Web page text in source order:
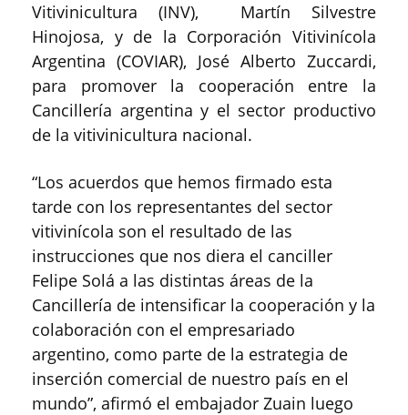
Vitivinicultura (INV), Martín Silvestre
Hinojosa, y de la Corporación Vitivinícola
Argentina (COVIAR), José Alberto Zuccardi,
para promover la cooperación entre la
Cancillería argentina y el sector productivo
de la vitivinicultura nacional.
“Los acuerdos que hemos firmado esta
tarde con los representantes del sector
vitivinícola son el resultado de las
instrucciones que nos diera el canciller
Felipe Solá a las distintas áreas de la
Cancillería de intensificar la cooperación y la
colaboración con el empresariado
argentino, como parte de la estrategia de
inserción comercial de nuestro país en el
mundo”, afirmó el embajador Zuain luego